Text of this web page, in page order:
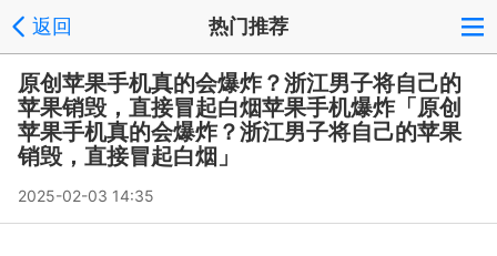
返回 热门推荐
原创苹果手机真的会爆炸？浙江男子将自己的
苹果销毁，直接冒起白烟苹果手机爆炸「原创
苹果手机真的会爆炸？浙江男子将自己的苹果
销毁，直接冒起白烟」
2025-02-03 14:35